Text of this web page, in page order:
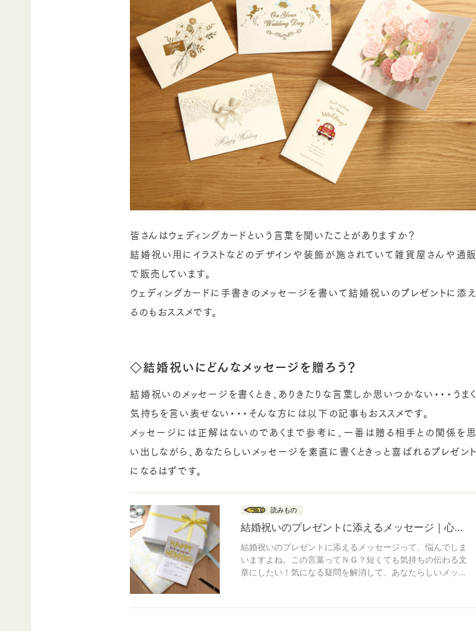
皆さんはウェディングカードという言葉を聞いたことがありますか？
結婚祝い用にイラストなどのデザインや装飾が施されていて雑貨屋さんや通販
で販売しています。
ウェディングカードに手書きのメッセージを書いて結婚祝いのプレゼントに添え
るのもおススメです。
◇結婚祝いにどんなメッセージを贈ろう？
結婚祝いのメッセージを書くとき、ありきたりな言葉しか思いつかない・・・うまく
気持ちを言い表せない・・・そんな方には以下の記事もおススメです。
メッセージには正解はないのであくまで参考に、一番は贈る相手との関係を思
い出しながら、あなたらしいメッセージを素直に書くときっと喜ばれるプレゼント
になるはずです。